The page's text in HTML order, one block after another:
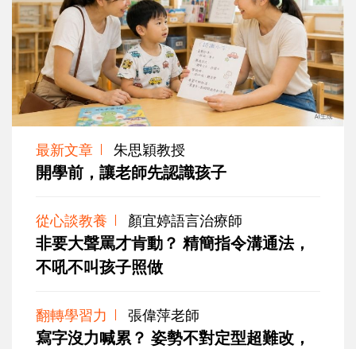
最新文章 朱思穎教授
開學前，讓老師先認識孩子
從心談教養 顏宜婷語言治療師
非要大聲罵才肯動？ 精簡指令溝通法，
不吼不叫孩子照做
翻轉學習力 張偉萍老師
寫字沒力喊累？ 姿勢不對定型超難改，